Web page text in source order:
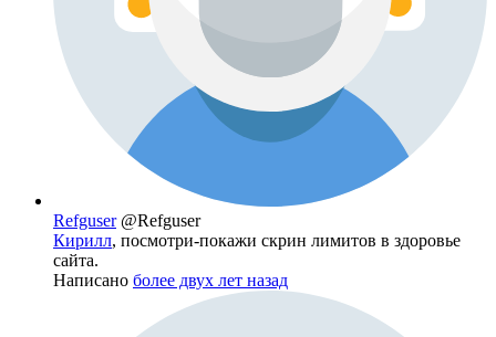
Refguser @Refguser
Кирилл, посмотри-покажи скрин лимитов в здоровье
сайта.
Написано более двух лет назад